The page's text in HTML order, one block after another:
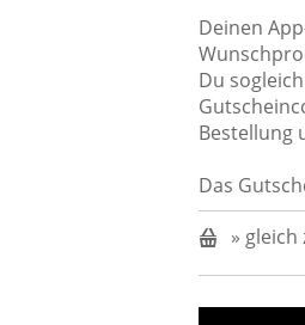
Deinen
Du
Bestellung
Das
»